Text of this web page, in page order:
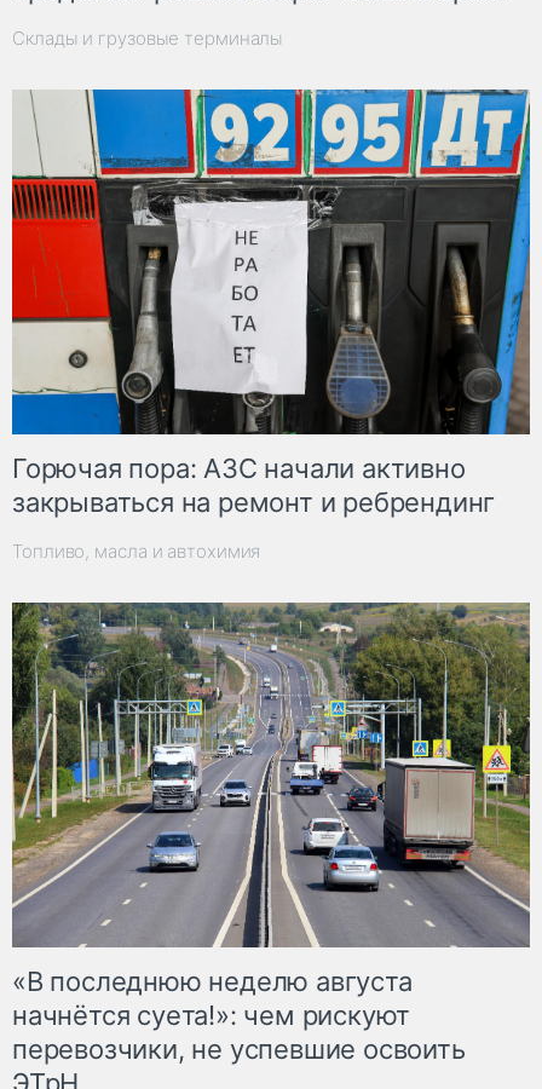
Склады и грузовые терминалы
Горючая пора: АЗС начали активно
закрываться на ремонт и ребрендинг
Топливо, масла и автохимия
«В последнюю неделю августа
начнётся суета!»: чем рискуют
перевозчики, не успевшие освоить